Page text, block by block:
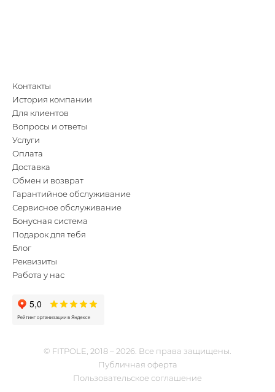
Контакты
История компании
Для клиентов
Вопросы и ответы
Услуги
Оплата
Доставка
Обмен и возврат
Гарантийное обслуживание
Сервисное обслуживание
Бонусная система
Подарок для тебя
Блог
Реквизиты
Работа у нас
© FITPOLE, 2018 – 2026. Все права защищены.
Публичная оферта
Пользовательское соглашение